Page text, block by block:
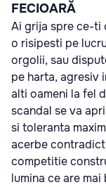
FECIOARĂ
Ai grija spre ce-ti
o risipesti pe
orgolii, sau
pe harta, agresiv
alti oameni la fel
scandal se va
si toleranta
acerbe
competitie
lumina ce are